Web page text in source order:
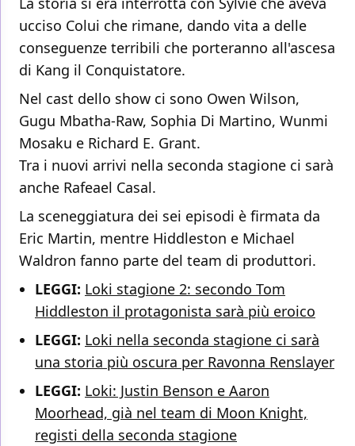
ucciso Colui che rimane, dando vita a delle
conseguenze terribili che porteranno all'ascesa
di Kang il Conquistatore.
Nel cast dello show ci sono Owen Wilson,
Gugu Mbatha-Raw, Sophia Di Martino, Wunmi
Mosaku e Richard E. Grant.
Tra i nuovi arrivi nella seconda stagione ci sarà
anche Rafeael Casal.
La sceneggiatura dei sei episodi è firmata da
Eric Martin, mentre Hiddleston e Michael
Waldron fanno parte del team di produttori.
LEGGI: Loki stagione 2: secondo Tom
Hiddleston il protagonista sarà più eroico
LEGGI: Loki nella seconda stagione ci sarà
una storia più oscura per Ravonna Renslayer
LEGGI: Loki: Justin Benson e Aaron
Moorhead, già nel team di Moon Knight,
registi della seconda stagione